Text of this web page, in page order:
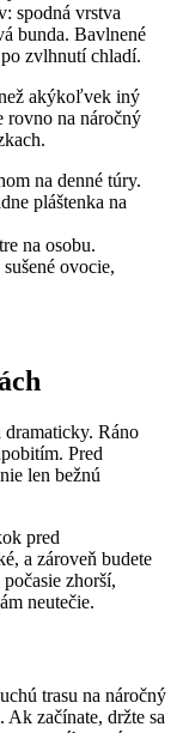
spodná vrstva
bunda. Bavlnené
zvlhnutí chladí.
akýkoľvek iný
rovno na náročný
na denné túry.
pláštenka na
na osobu.
ovocie,
dramaticky. Ráno
Pred
len bežnú
pred
a zároveň budete
zhorší,
neutečie.
trasu na náročný
začínate, držte sa